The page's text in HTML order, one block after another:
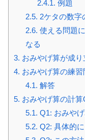
2.4.1. 例題
2.5. 2ケタの数字
2.6. 使える問題
なる
3. おみやげ算が成り
4. おみやげ算の練習
4.1. 解答
5. おみやげ算の計算
5.1. Q1: おみや
5.2. Q2: 具体的